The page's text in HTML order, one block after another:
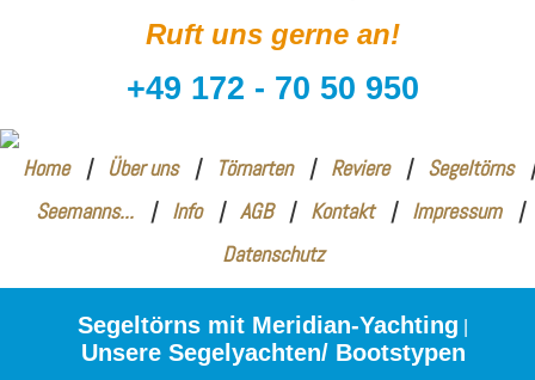
Ruft uns gerne an!
+49 172 - 70 50 950
Home | Über uns | Törnarten | Reviere | Segeltörns
|
Seemanns...
| Info | AGB | Kontakt | Impressum
|
Datenschutz
Segeltörns mit Meridian-Yachting |
Unsere Segelyachten/ Bootstypen